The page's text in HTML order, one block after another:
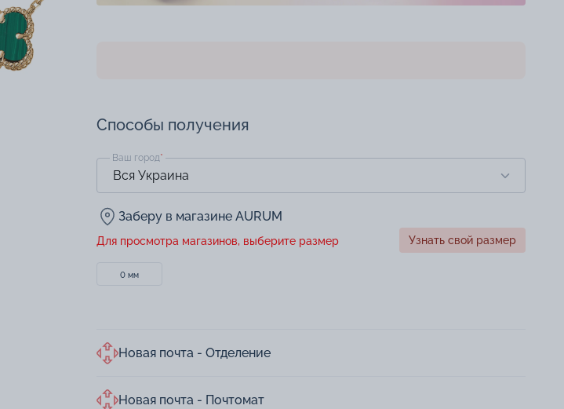
Способы получения
Ваш город*
Заберу в магазине AURUM
Для просмотра магазинов, выберите размер Узнать свой размер
0 мм
Новая почта - Отделение
Новая почта - Почтомат